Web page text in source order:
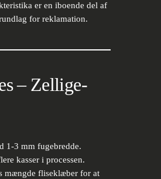
er en iboende del af
for reklamation.
– Zellige-
1-3 mm fugebredde.
kasser i processen.
mængde fliseklæber for at